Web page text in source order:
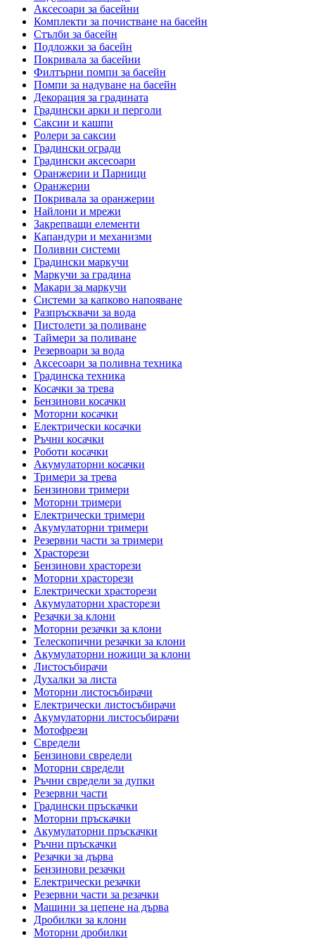
Аксесоари за басейни
Комплекти за почистване на басейн
Стълби за басейн
Подложки за басейн
Покривала за басейни
Филтърни помпи за басейн
Помпи за надуване на басейн
Декорация за градината
Градински арки и перголи
Саксии и кашпи
Ролери за саксии
Градински огради
Градински аксесоари
Оранжерии и Парници
Оранжерии
Покривала за оранжерии
Найлони и мрежи
Закрепващи елементи
Капандури и механизми
Поливни системи
Градински маркучи
Маркучи за градина
Макари за маркучи
Системи за капково напояване
Разпръсквачи за вода
Пистолети за поливане
Таймери за поливане
Резервоари за вода
Аксесоари за поливна техника
Градинска техника
Косачки за трева
Бензинови косачки
Моторни косачки
Електрически косачки
Ръчни косачки
Роботи косачки
Акумулаторни косачки
Тримери за трева
Бензинови тримери
Моторни тримери
Електрически тримери
Акумулаторни тримери
Резервни части за тримери
Храсторези
Бензинови храсторези
Моторни храсторези
Електрически храсторези
Акумулаторни храсторези
Резачки за клони
Моторни резачки за клони
Телескопични резачки за клони
Акумулаторни ножици за клони
Листосъбирачи
Духалки за листа
Моторни листосъбирачи
Електрически листосъбирачи
Акумулаторни листосъбирачи
Мотофрези
Свредели
Бензинови свредели
Моторни свредели
Ръчни свредели за дупки
Резервни части
Градински пръскачки
Моторни пръскачки
Акумулаторни пръскачки
Ръчни пръскачки
Резачки за дърва
Бензинови резачки
Електрически резачки
Резервни части за резачки
Машини за цепене на дърва
Дробилки за клони
Моторни дробилки